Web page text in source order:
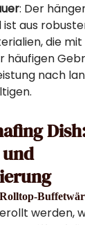
: Der
ist aus
die
häufigen
nach
Rolltop-
werden,